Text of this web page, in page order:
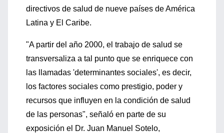
directivos de salud de nueve países de América
Latina y El Caribe.
"A partir del año 2000, el trabajo de salud se
transversaliza a tal punto que se enriquece con
las llamadas 'determinantes sociales', es decir,
los factores sociales como prestigio, poder y
recursos que influyen en la condición de salud
de las personas", señaló en parte de su
exposición el Dr. Juan Manuel Sotelo,